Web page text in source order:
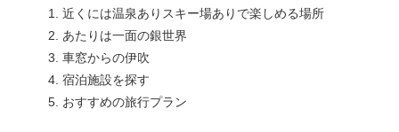
近くには温泉ありスキー場ありで楽しめる場所
あたりは一面の銀世界
車窓からの伊吹
宿泊施設を探す
おすすめの旅行プラン